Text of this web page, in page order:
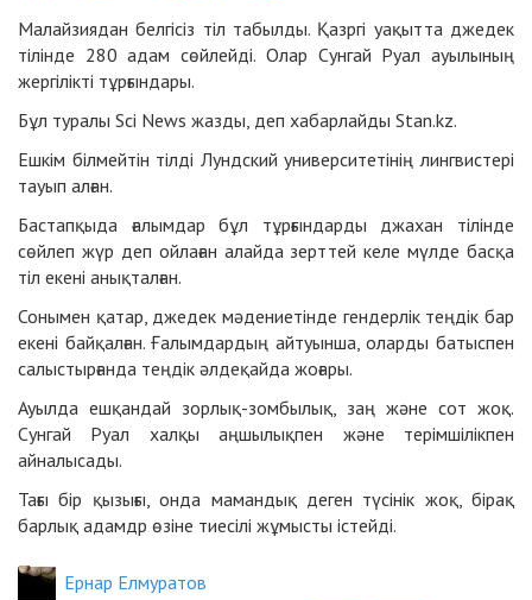
Малайзиядан белгісіз тіл табылды. Қазргі уақытта джедек
тілінде 280 адам сөйлейді. Олар Сунгай Руал ауылының
жергілікті тұрғындары.
Бұл туралы Sci News жазды, деп хабарлайды Stan.kz.
Ешкім білмейтін тілді Лундский университетінің лингвистері
тауып алған.
Бастапқыда ғалымдар бұл тұрғындарды джахан тілінде
сөйлеп жүр деп ойлаған алайда зерттей келе мүлде басқа
тіл екені анықталған.
Сонымен қатар, джедек мәдениетінде гендерлік теңдік бар
екені байқалған. Ғалымдардың айтуынша, оларды батыспен
салыстырғанда теңдік әлдеқайда жоғары.
Ауылда ешқандай зорлық-зомбылық, заң және сот жоқ.
Сунгай Руал халқы аңшылықпен және терімшілікпен
айналысады.
Тағы бір қызығы, онда мамандық деген түсінік жоқ, бірақ
барлық адамдр өзіне тиесілі жұмысты істейді.
Ернар Елмуратов